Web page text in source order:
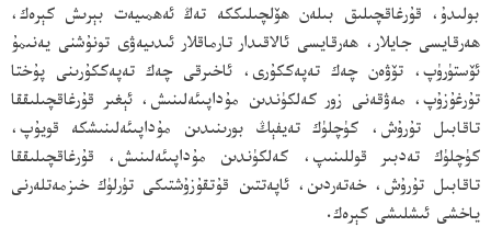
بولىدۇ، قۇرغاقچىلىق بىلەن ھۆلچىلىككە تەڭ ئەھمىيەت بېرىش كېرەك،
ھەرقايسى جايلار، ھەرقايسى ئالاقىدار تارماقلار ئىدىيەۋى تونۇشنى يەنىمۇ
ئۆستۈرۈپ، تۆۋەن چەك تەپەككۇرى، ئاخىرقى چەك تەپەككۇرىنى پۇختا
تۇرغۇزۇپ، مەۋقەنى زور كەلكۈندىن مۇداپىئەلىنىش، ئېغىر قۇرغاقچىلىققا
تاقابىل تۇرۇش، كۈچلۈك تەيفېڭ بورىنىدىن مۇداپىئەلىنىشكە قويۇپ،
كۈچلۈك تەدبىر قوللىنىپ، كەلكۈندىن مۇداپىئەلىنىش، قۇرغاقچىلىققا
تاقابىل تۇرۇش، خەتەردىن، ئاپەتتىن قۇتقۇزۇشتىكى تۈرلۈك خىزمەتلەرنى
ياخشى ئىشلىشى كېرەك.